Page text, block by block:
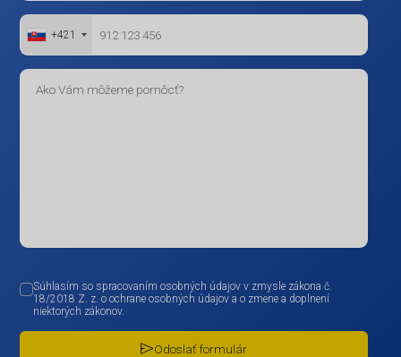
+421
Súhlasím so spracovaním osobných údajov v zmysle zákona č.
18/2018 Z. z. o ochrane osobných údajov a o zmene a doplnení
niektorých zákonov.
Odoslať formulár